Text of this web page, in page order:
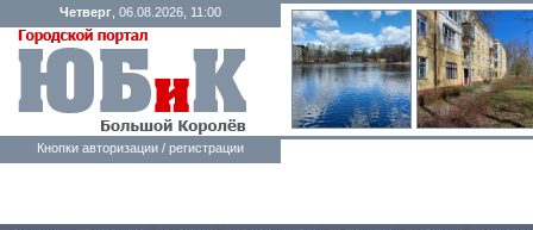
Четверг , 06.08.2026, 11:00
Кнопки авторизации / регистрации